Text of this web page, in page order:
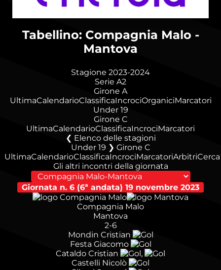
Tabellino: Compagnia Malo -
Mantova
Stagione 2023-2024
Serie A2
Girone A
UltimaCalendarioClassificaIncrociOrganiciMarcatori
Under 19
Girone C
UltimaCalendarioClassificaIncrociMarcatori
Elenco delle stagioni
Under 19 ❯ Girone C
UltimaCalendarioClassificaIncrociMarcatoriArbitriCerca
Gli altri incontri della giornata
Giornata n. 6 (6ª andata) 19 novembre 2023
Compagnia Malo
Mantova
2-6
Mondin Cristian
Festa Giacomo
Cataldo Cristian
,
Castelli Nicolò